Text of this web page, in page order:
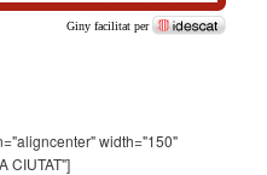
width="150"
CIUTAT"]